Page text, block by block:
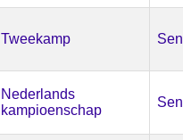
Tweekamp
Nederlands
kampioenschap